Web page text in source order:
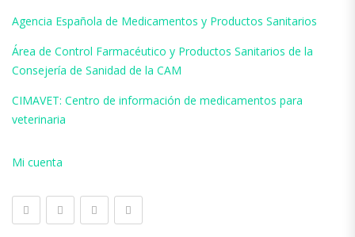
Agencia Española de Medicamentos y Productos Sanitarios
Área de Control Farmacéutico y Productos Sanitarios de la
Consejería de Sanidad de la CAM
CIMAVET: Centro de información de medicamentos para
veterinaria
Mi cuenta